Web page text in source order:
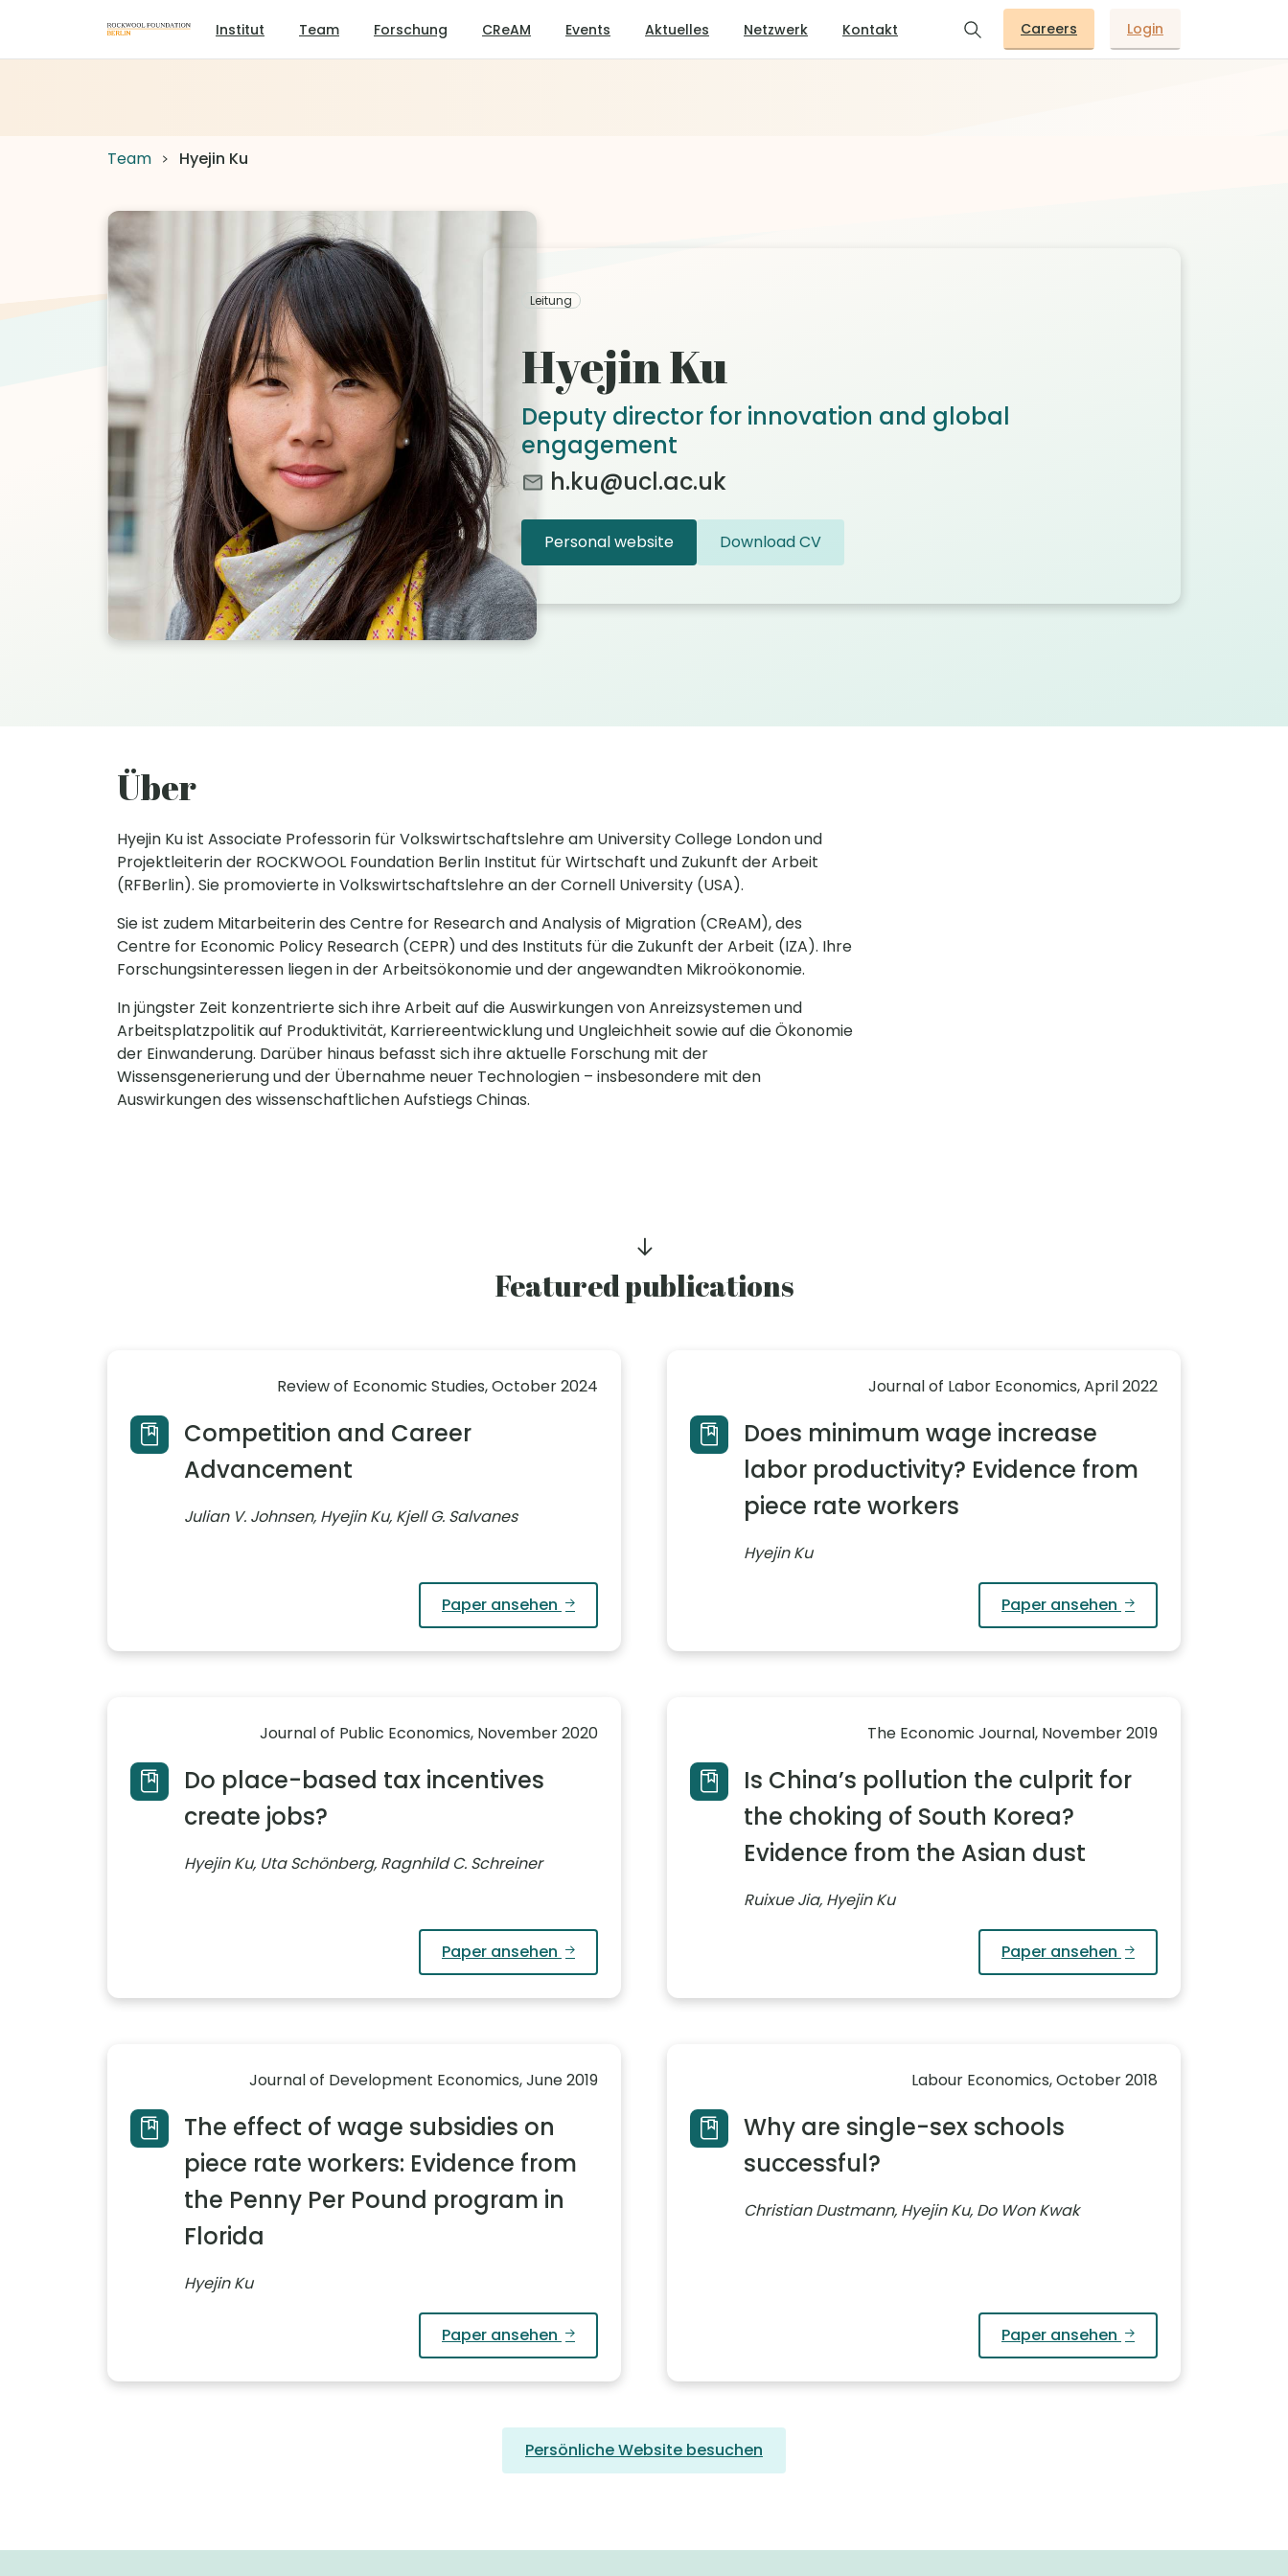
Institut Team Forschung CReAM Events Aktuelles Netzwerk Kontakt Careers Login
Team Hyejin Ku
Leitung
Hyejin Ku
Deputy director for innovation and global
engagement
h.ku@ucl.ac.uk
Personal website Download CV
Über
Hyejin Ku ist Associate Professorin für Volkswirtschaftslehre am University College London und
Projektleiterin der ROCKWOOL Foundation Berlin Institut für Wirtschaft und Zukunft der Arbeit
(RFBerlin). Sie promovierte in Volkswirtschaftslehre an der Cornell University (USA).
Sie ist zudem Mitarbeiterin des Centre for Research and Analysis of Migration (CReAM), des
Centre for Economic Policy Research (CEPR) und des Instituts für die Zukunft der Arbeit (IZA). Ihre
Forschungsinteressen liegen in der Arbeitsökonomie und der angewandten Mikroökonomie.
In jüngster Zeit konzentrierte sich ihre Arbeit auf die Auswirkungen von Anreizsystemen und
Arbeitsplatzpolitik auf Produktivität, Karriereentwicklung und Ungleichheit sowie auf die Ökonomie
der Einwanderung. Darüber hinaus befasst sich ihre aktuelle Forschung mit der
Wissensgenerierung und der Übernahme neuer Technologien – insbesondere mit den
Auswirkungen des wissenschaftlichen Aufstiegs Chinas.
Featured publications
Review of Economic Studies, October 2024
Competition and Career
Advancement
Julian V. Johnsen, Hyejin Ku, Kjell G. Salvanes
Paper ansehen
Journal of Labor Economics, April 2022
Does minimum wage increase
labor productivity? Evidence from
piece rate workers
Hyejin Ku
Paper ansehen
Journal of Public Economics, November 2020
Do place-based tax incentives
create jobs?
Hyejin Ku, Uta Schönberg, Ragnhild C. Schreiner
Paper ansehen
The Economic Journal, November 2019
Is China’s pollution the culprit for
the choking of South Korea?
Evidence from the Asian dust
Ruixue Jia, Hyejin Ku
Paper ansehen
Journal of Development Economics, June 2019
The effect of wage subsidies on
piece rate workers: Evidence from
the Penny Per Pound program in
Florida
Hyejin Ku
Paper ansehen
Labour Economics, October 2018
Why are single-sex schools
successful?
Christian Dustmann, Hyejin Ku, Do Won Kwak
Paper ansehen
Persönliche Website besuchen